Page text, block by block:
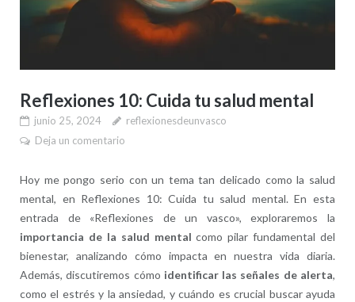
Reflexiones 10: Cuida tu salud mental
junio 25, 2024
reflexionesdeunvasco
Deja un comentario
Hoy me pongo serio con un tema tan delicado como la salud
mental, en Reflexiones 10: Cuida tu salud mental. En esta
entrada de «Reflexiones de un vasco», exploraremos la
importancia de la salud mental como pilar fundamental del
bienestar, analizando cómo impacta en nuestra vida diaria.
Además, discutiremos cómo identificar las señales de alerta,
como el estrés y la ansiedad, y cuándo es crucial buscar ayuda